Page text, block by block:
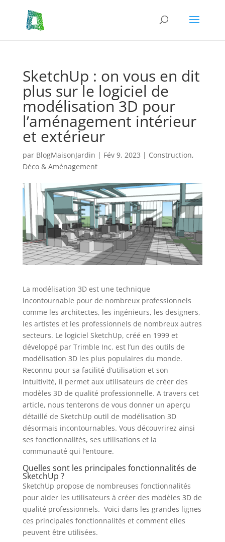
SketchUp : on vous en dit
plus sur le logiciel de
modélisation 3D pour
l’aménagement intérieur
et extérieur
par BlogMaisonJardin | Fév 9, 2023 | Construction,
Déco & Aménagement
La modélisation 3D est une technique
incontournable pour de nombreux professionnels
comme les architectes, les ingénieurs, les designers,
les artistes et les professionnels de nombreux autres
secteurs. Le logiciel SketchUp, créé en 1999 et
développé par Trimble Inc. est l’un des outils de
modélisation 3D les plus populaires du monde.
Reconnu pour sa facilité d’utilisation et son
intuitivité, il permet aux utilisateurs de créer des
modèles 3D de qualité professionnelle. A travers cet
article, nous tenterons de vous donner un aperçu
détaillé de SketchUp outil de modélisation 3D
désormais incontournables. Vous découvrirez ainsi
ses fonctionnalités, ses utilisations et la
communauté qui l’entoure.
Quelles sont les principales fonctionnalités de
SketchUp ?
SketchUp propose de nombreuses fonctionnalités
pour aider les utilisateurs à créer des modèles 3D de
qualité professionnels. Voici dans les grandes lignes
ces principales fonctionnalités et comment elles
peuvent être utilisées.